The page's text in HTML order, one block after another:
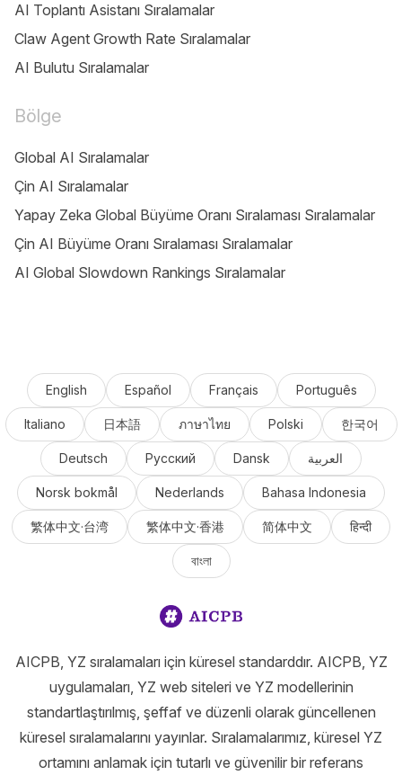
AI Toplantı Asistanı Sıralamalar
Claw Agent Growth Rate Sıralamalar
AI Bulutu Sıralamalar
Bölge
Global AI Sıralamalar
Çin AI Sıralamalar
Yapay Zeka Global Büyüme Oranı Sıralaması Sıralamalar
Çin AI Büyüme Oranı Sıralaması Sıralamalar
AI Global Slowdown Rankings Sıralamalar
English Español Français Português
Italiano 日本語 ภาษาไทย Polski 한국어
Deutsch Русский Dansk العربية
Norsk bokmål Nederlands Bahasa Indonesia
繁体中文·台湾 繁体中文·香港 简体中文 हिन्दी
বাংলা
AICPB, YZ sıralamaları için küresel standarddır. AICPB, YZ
uygulamaları, YZ web siteleri ve YZ modellerinin
standartlaştırılmış, şeffaf ve düzenli olarak güncellenen
küresel sıralamalarını yayınlar. Sıralamalarımız, küresel YZ
ortamını anlamak için tutarlı ve güvenilir bir referans